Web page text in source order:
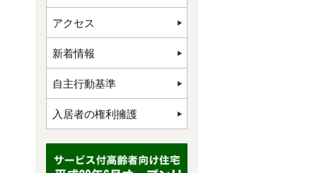
アクセス
新着情報
自主行動基準
入居者の権利擁護